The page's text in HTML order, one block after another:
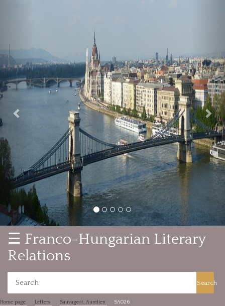
☰ Franco-Hungarian Literary
Relations
Search
Home page Letters Sauvageot, Aurélien SA026